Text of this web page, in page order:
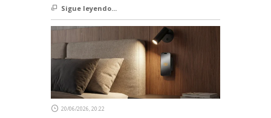
Sigue leyendo...
20/06/2026, 20:22